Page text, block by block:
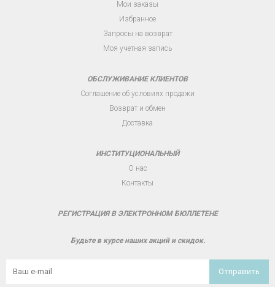
Мои заказы
Избранное
Запросы на возврат
Моя учетная запись
ОБСЛУЖИВАНИЕ КЛИЕНТОВ
Соглашение об условиях продажи
Возврат и обмен
Доставка
ИНСТИТУЦИОНАЛЬНЫЙ
О нас
Контакты
РЕГИСТРАЦИЯ В ЭЛЕКТРОННОМ БЮЛЛЕТЕНЕ
Будьте в курсе наших акций и скидок.
Отправить